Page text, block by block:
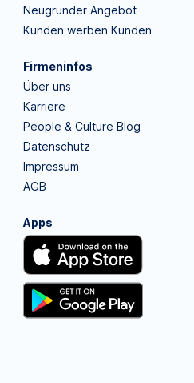
Neugründer Angebot
Kunden werben Kunden
Firmeninfos
Über uns
Karriere
People & Culture Blog
Datenschutz
Impressum
AGB
Apps